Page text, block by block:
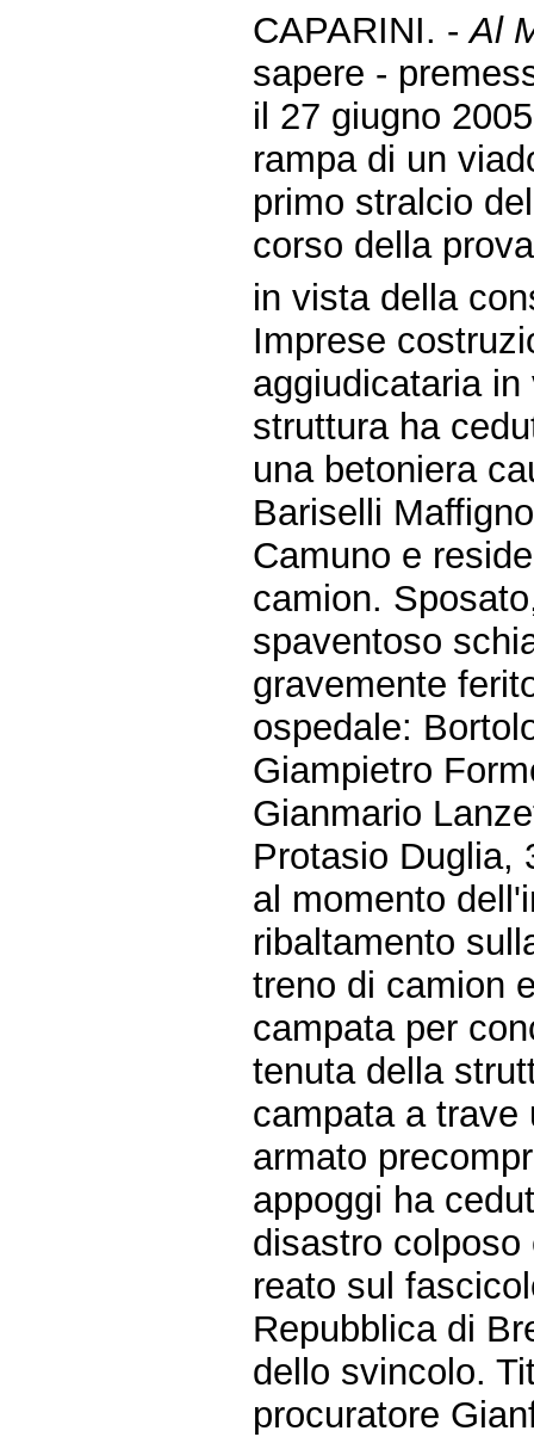
CAPARINI. -Al
sapere -
il 27 giugno
rampa di un
primo stralcio
corso della
in vista della
Imprese
aggiudicataria
struttura ha
una betoniera
Bariselli
Camuno e
camion.
spaventoso
gravemente
ospedale:
Giampietro
Gianmario
Protasio Duglia,
al momento
ribaltamento
treno di camion
campata per
tenuta della
campata a trave
armato
appoggi ha
disastro
reato sul
Repubblica di
dello svincolo.
procuratore